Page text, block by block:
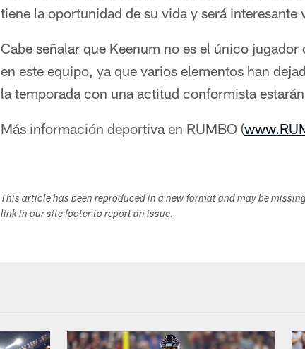
tiene la oportunidad de su vida y será
Cabe señalar que Keenum no es el único
en este equipo, ya que varios elementos han
la temporada con una actitud conformista
Más información deportiva en RUMBO (
This article has been reproduced in a new format and may be
link in our site footer to report an issue.